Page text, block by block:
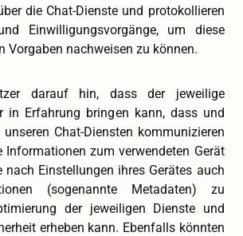
die Chat-Dienste und protokollieren
Einwilligungsvorgänge, um diese
Vorgaben nachweisen zu können.
darauf hin, dass der jeweilige
in Erfahrung bringen kann, dass und
Chat-Diensten kommunizieren
Informationen zum verwendeten Gerät
nach Einstellungen ihres Gerätes auch
(sogenannte Metadaten) zu
der jeweiligen Dienste und
erheben kann. Ebenfalls könnten